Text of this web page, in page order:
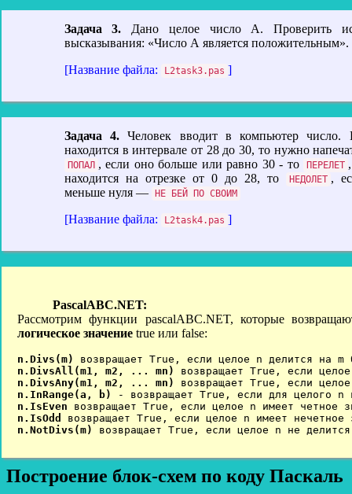
Задача 3. Дано целое число A. Проверить
высказывания: «Число A является положительным».
[Название файла:
L2task3.pas ]
Задача 4. Человек вводит в компьютер число.
находится в интервале от 28 до 30, то нужно
ПОПАЛ , если оно больше или равно 30 - то ПЕРЕЛЕТ
находится на отрезке от 0 до 28, то
НЕДОЛЕТ ,
меньше нуля —
НЕ БЕЙ ПО СВОИМ
[Название файла: L2task4.pas ]
Рассмотрим функции pascalABC.NET, которые
логическое значение true или false:
n.Divs(m)
n.DivsAll(m1, m2, ... mn)
n.DivsAny(m1, m2, ... mn)
n.InRange(a, b)
n.IsEven
n.IsOdd
n.NotDivs(m)
возвращает True, если целое n не
Построение блок-схем по коду Паскаль